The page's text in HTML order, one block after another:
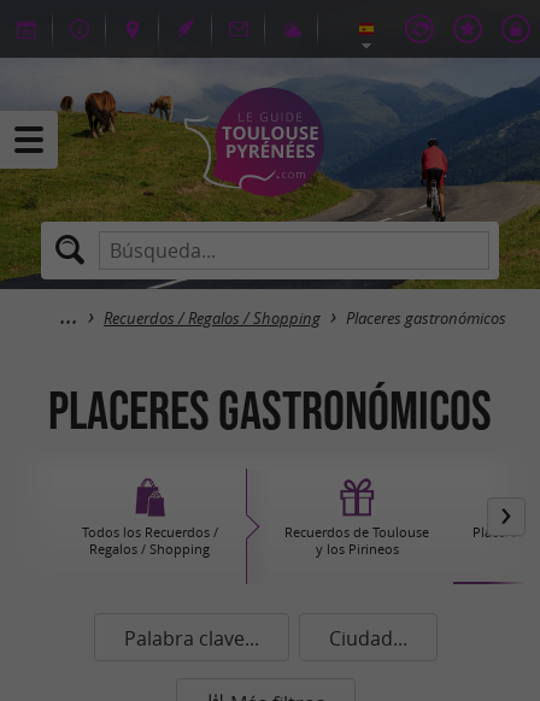
Recuerdos / Regalos / Shopping Placeres gastronómicos
Placeres gastronómicos
Todos los Recuerdos /
Regalos / Shopping
Recuerdos de Toulouse
y los Pirineos
Placeres
Palabra clave... Ciudad...